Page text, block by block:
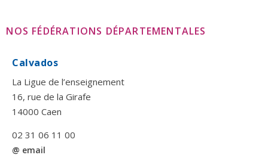
NOS FÉDÉRATIONS DÉPARTEMENTALES
Calvados
La Ligue de l’enseignement
16, rue de la Girafe
14000 Caen
02 31 06 11 00
@ email